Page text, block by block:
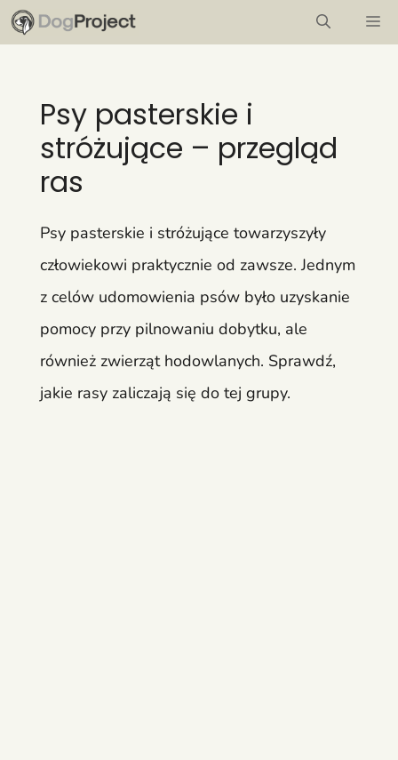
Przejdź
do
Psy pasterskie i
stróżujące – przegląd
ras
Psy pasterskie i stróżujące towarzyszyły
człowiekowi praktycznie od zawsze. Jednym
z celów udomowienia psów było uzyskanie
pomocy przy pilnowaniu dobytku, ale
również zwierząt hodowlanych. Sprawdź,
jakie rasy zaliczają się do tej grupy.